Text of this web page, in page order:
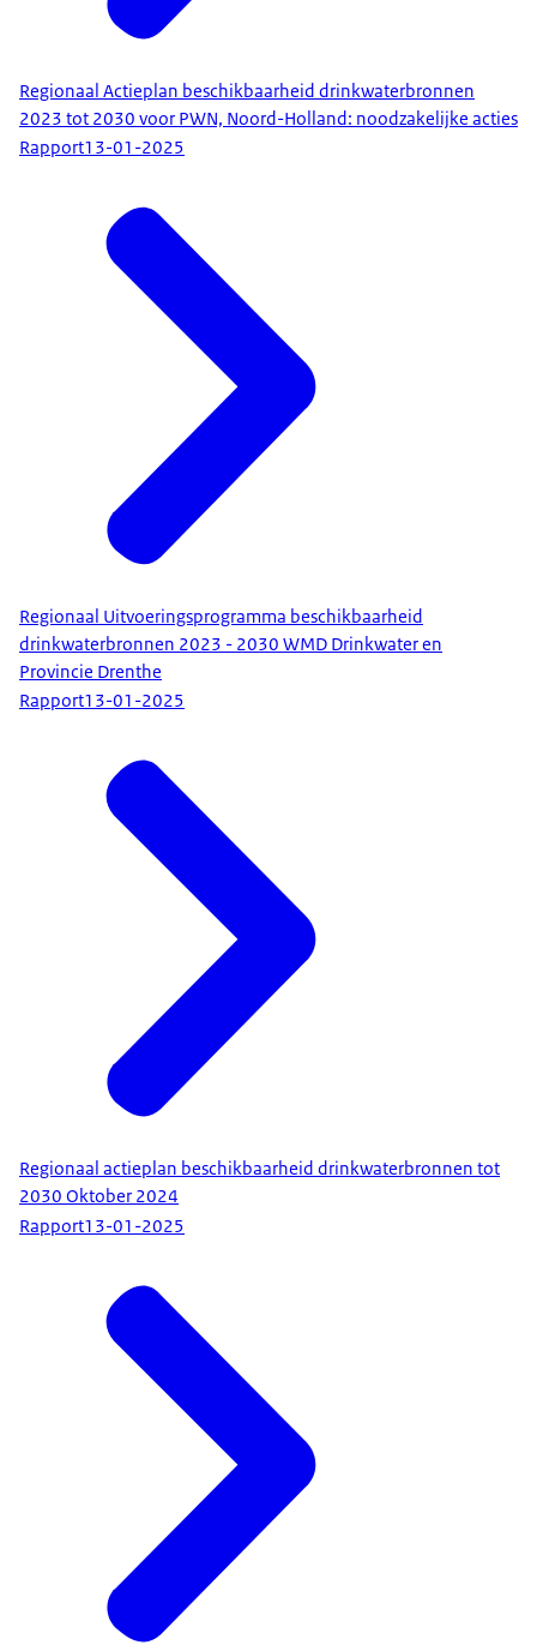
Regionaal Actieplan beschikbaarheid drinkwaterbronnen
2023 tot 2030 voor PWN, Noord-Holland: noodzakelijke acties
Rapport13-01-2025
Regionaal Uitvoeringsprogramma beschikbaarheid
drinkwaterbronnen 2023 - 2030 WMD Drinkwater en
Provincie Drenthe
Rapport13-01-2025
Regionaal actieplan beschikbaarheid drinkwaterbronnen tot
2030 Oktober 2024
Rapport13-01-2025